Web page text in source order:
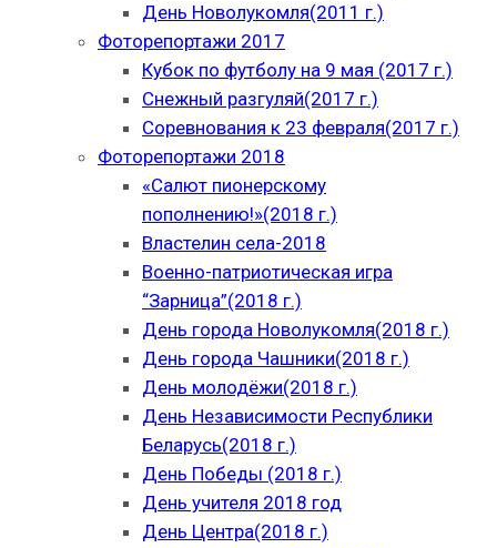
День Новолукомля(2011 г.)
Фоторепортажи 2017
Кубок по футболу на 9 мая (2017 г.)
Снежный разгуляй(2017 г.)
Соревнования к 23 февраля(2017 г.)
Фоторепортажи 2018
«Салют пионерскому
пополнению!»(2018 г.)
Властелин села-2018
Военно-патриотическая игра
“Зарница”(2018 г.)
День города Новолукомля(2018 г.)
День города Чашники(2018 г.)
День молодёжи(2018 г.)
День Независимости Республики
Беларусь(2018 г.)
День Победы (2018 г.)
День учителя 2018 год
День Центра(2018 г.)